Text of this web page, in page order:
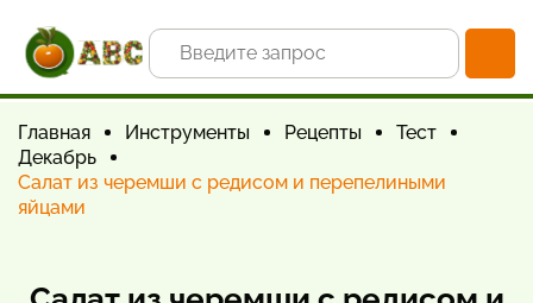
Главная Инструменты Рецепты
Тест
Декабрь
Салат из черемши с редисом и перепелиными
яйцами